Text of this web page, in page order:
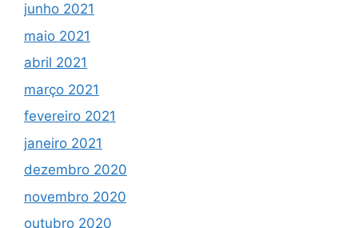
junho 2021
maio 2021
abril 2021
março 2021
fevereiro 2021
janeiro 2021
dezembro 2020
novembro 2020
outubro 2020